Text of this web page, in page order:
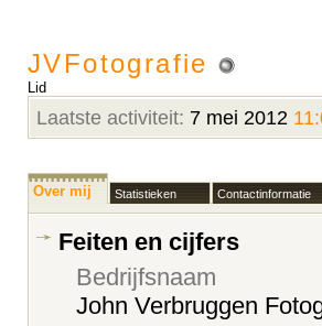
JVFotografie
Lid
Laatste activiteit: 7 mei 2012
Over mij Statistieken Contactinformatie
Feiten en cijfers
Bedrijfsnaam
John Verbruggen